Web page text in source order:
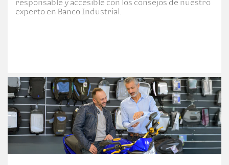
responsable y accesible con los consejos de nuestro
experto en Banco Industrial.